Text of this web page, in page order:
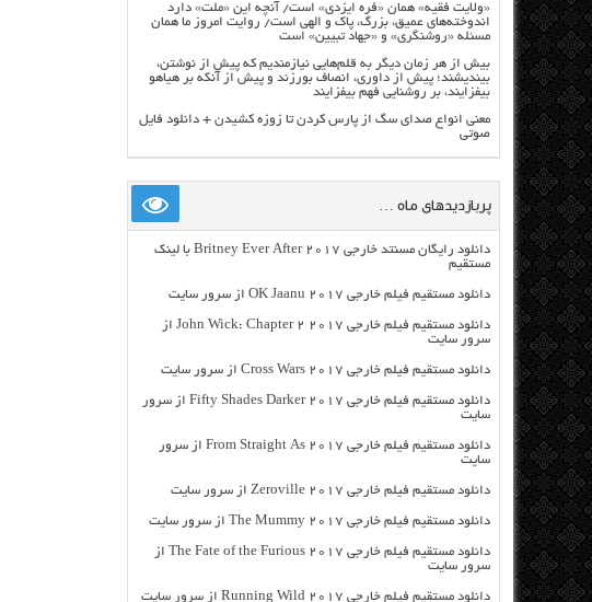
«ولایت فقیه» همان «فره ایزدی» است/ آنچه این «ملت» دارد
اندوخته‌های عمیق، بزرگ، پاک و الهی است/ روایت امروز ما همان
مسئله «روشنگری» و «جهاد تبیین» است
بیش از هر زمان دیگر به قلم‌هایی نیازمندیم که پیش از نوشتن،
بیندیشند؛ پیش از داوری، انصاف بورزند و پیش از آنکه بر هیاهو
بیفزایند، بر روشنایی فهم بیفزایند
معنی انواع صدای سگ از پارس کردن تا زوزه کشیدن + دانلود فایل
صوتی
پربازدیدهای ماه …
دانلود رایگان مسنتد خارجی Britney Ever After 2017 با لینک
مستقیم
دانلود مستقیم فیلم خارجی OK Jaanu 2017 از سرور سایت
دانلود مستقیم فیلم خارجی John Wick: Chapter 2 2017 از
سرور سایت
دانلود مستقیم فیلم خارجی Cross Wars 2017 از سرور سایت
دانلود مستقیم فیلم خارجی Fifty Shades Darker 2017 از سرور
سایت
دانلود مستقیم فیلم خارجی From Straight As 2017 از سرور
سایت
دانلود مستقیم فیلم خارجی Zeroville 2017 از سرور سایت
دانلود مستقیم فیلم خارجی The Mummy 2017 از سرور سایت
دانلود مستقیم فیلم خارجی The Fate of the Furious 2017 از
سرور سایت
دانلود مستقیم فیلم خارجی Running Wild 2017 از سرور سایت